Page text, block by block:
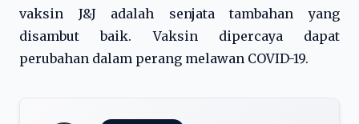
vaksin J&J adalah senjata tambahan yang
disambut baik. Vaksin dipercaya dapat
perubahan dalam perang melawan COVID-19.